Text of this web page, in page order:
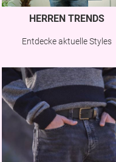
HERREN TRENDS
Entdecke aktuelle Styles